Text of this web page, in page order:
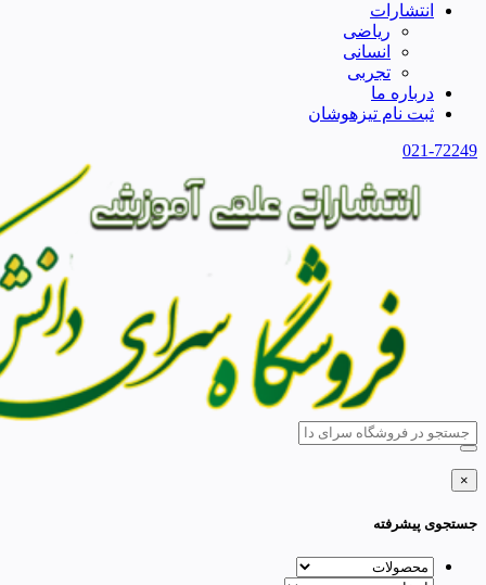
انتشارات
ریاضی
انسانی
تجربی
درباره ما
ثبت نام تیزهوشان
021-72249
×
جستجوی پیشرفته